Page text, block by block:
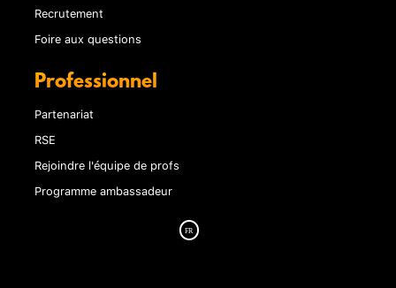
Recrutement
Foire aux questions
Professionnel
Partenariat
RSE
Rejoindre l'équipe de profs
Programme ambassadeur